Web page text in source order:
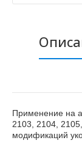
Применение на
2103, 2104,
модификаций